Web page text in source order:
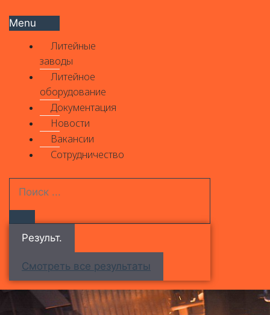
Menu
Литейные
заводы
Литейное
оборудование
Документация
Новости
Вакансии
Сотрудничество
Результ.
Смотреть все результаты